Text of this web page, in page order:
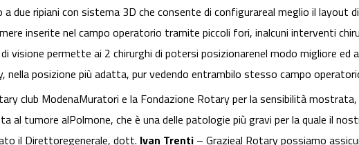
due ripiani con sistema 3D che consente di configurareal meglio il layout
inserite nel campo operatorio tramite piccoli fori, inalcuni interventi
visione permette ai 2 chirurghi di potersi posizionarenel modo migliore ed
nella posizione più adatta, pur vedendo entrambilo stesso campo
club ModenaMuratori e la Fondazione Rotary per la sensibilità
al tumore alPolmone, che è una delle patologie più gravi per la quale il
il Direttoregenerale, dott. Ivan Trenti – Grazieal Rotary possiamo